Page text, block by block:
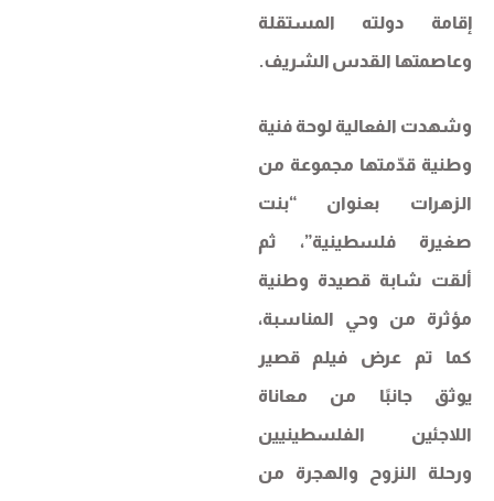
إقامة دولته المستقلة
وعاصمتها القدس الشريف.
وشهدت الفعالية لوحة فنية
وطنية قدّمتها مجموعة من
الزهرات بعنوان “بنت
صغيرة فلسطينية”، ثم
ألقت شابة قصيدة وطنية
مؤثرة من وحي المناسبة،
كما تم عرض فيلم قصير
يوثق جانبًا من معاناة
اللاجئين الفلسطينيين
ورحلة النزوح والهجرة من